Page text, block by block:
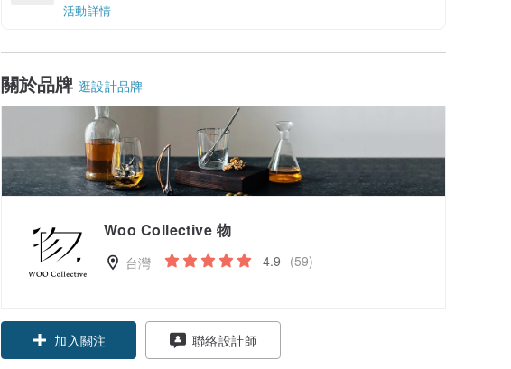
活動詳情
關於品牌 逛設計品牌
Woo Collective 物
台灣 4.9 (59)
加入關注 聯絡設計師